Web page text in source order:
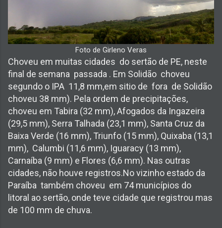
Foto de Girleno Veras
Choveu em muitas cidades do sertão de PE, neste
final de semana passada . Em Solidão choveu
segundo o IPA 11,8 mm,em sitio de fora de Solidão
choveu 38 mm). Pela ordem de precipitações,
choveu em Tabira (32 mm), Afogados da Ingazeira
(29,5 mm), Serra Talhada (23,1 mm), Santa Cruz da
Baixa Verde (16 mm), Triunfo (15 mm), Quixaba (13,1
mm), Calumbi (11,6 mm), Iguaracy (13 mm),
Carnaíba (9 mm) e Flores (6,6 mm). Nas outras
cidades, não houve registros.No vizinho estado da
Paraíba também choveu em 74 municípios do
litoral ao sertão, onde teve cidade que registrou mas
de 100 mm de chuva.